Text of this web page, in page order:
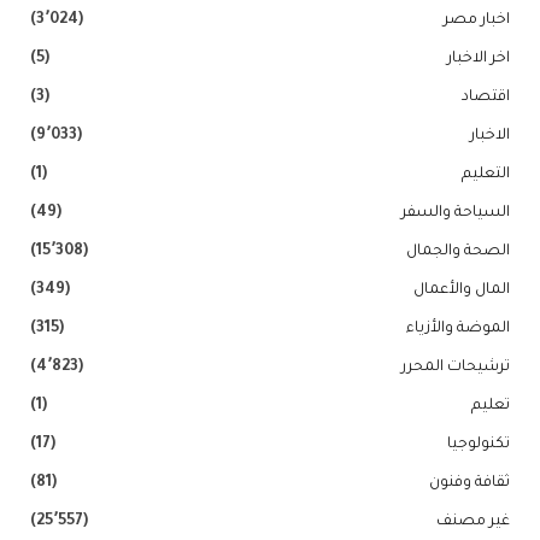
اخبار مصر (3٬024)
اخر الاخبار (5)
اقتصاد (3)
الاخبار (9٬033)
التعليم (1)
السياحة والسفر (49)
الصحة والجمال (15٬308)
المال والأعمال (349)
الموضة والأزياء (315)
ترشيحات المحرر (4٬823)
تعليم (1)
تكنولوجيا (17)
ثقافة وفنون (81)
غير مصنف (25٬557)